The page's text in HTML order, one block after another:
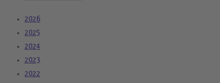
2026
2025
2024
2023
2022